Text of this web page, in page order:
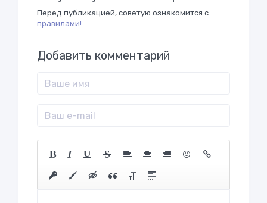
Перед публикацией, советую ознакомится с
правилами!
Добавить комментарий